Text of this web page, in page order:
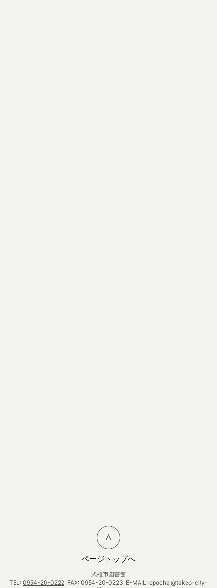
ページトップへ
武雄市図書館
TEL: 0954-20-0222 FAX: 0954-20-0223 E-MAIL: epochal@takeo-city-